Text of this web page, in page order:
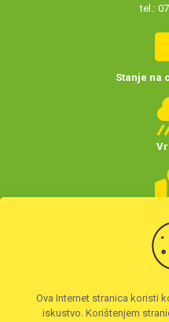
tel.:
Stanje na
Preuzmite
Ova Internet stranica koristi
iskustvo. Korištenjem